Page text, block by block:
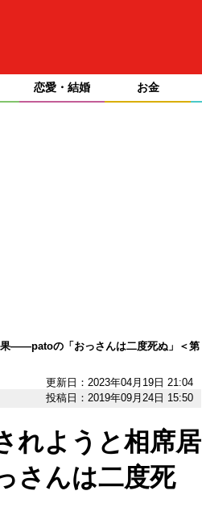
恋愛・結婚 お金
――patoの「おっさんは二度死ぬ」＜第
更新日：2023年04月19日 21:04
投稿日：2019年09月24日 15:50
れようと相席居
さんは二度死